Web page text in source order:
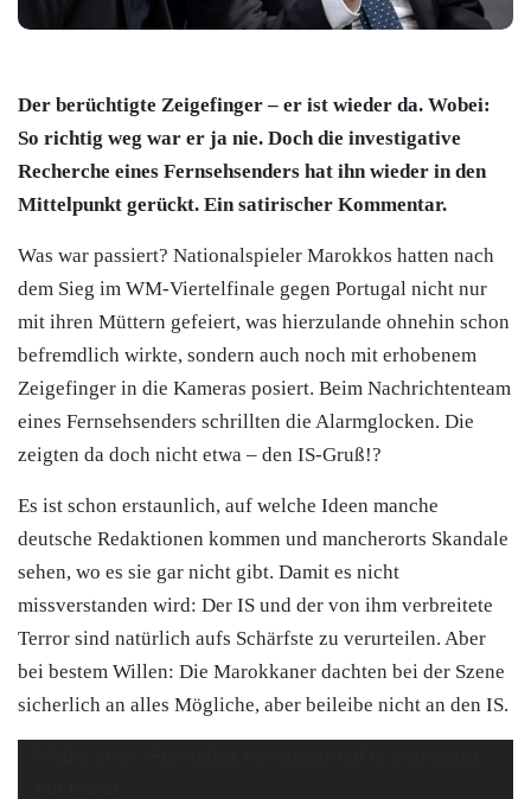
Der berüchtigte Zeigefinger – er ist wieder da. Wobei:
So richtig weg war er ja nie. Doch die investigative
Recherche eines Fernsehsenders hat ihn wieder in den
Mittelpunkt gerückt. Ein satirischer Kommentar.
Was war passiert? Nationalspieler Marokkos hatten nach
dem Sieg im WM-Viertelfinale gegen Portugal nicht nur
mit ihren Müttern gefeiert, was hierzulande ohnehin schon
befremdlich wirkte, sondern auch noch mit erhobenem
Zeigefinger in die Kameras posiert. Beim Nachrichtenteam
eines Fernsehsenders schrillten die Alarmglocken. Die
zeigten da doch nicht etwa – den IS-Gruß!?
Es ist schon erstaunlich, auf welche Ideen manche
deutsche Redaktionen kommen und mancherorts Skandale
sehen, wo es sie gar nicht gibt. Damit es nicht
missverstanden wird: Der IS und der von ihm verbreitete
Terror sind natürlich aufs Schärfste zu verurteilen. Aber
bei bestem Willen: Die Marokkaner dachten bei der Szene
sicherlich an alles Mögliche, aber beileibe nicht an den IS.